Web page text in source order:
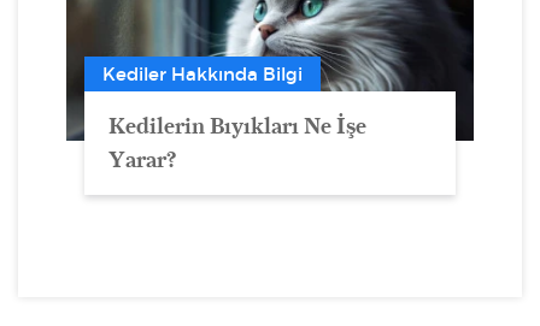
Kediler Hakkında Bilgi
Kedilerin Bıyıkları Ne İşe
Yarar?